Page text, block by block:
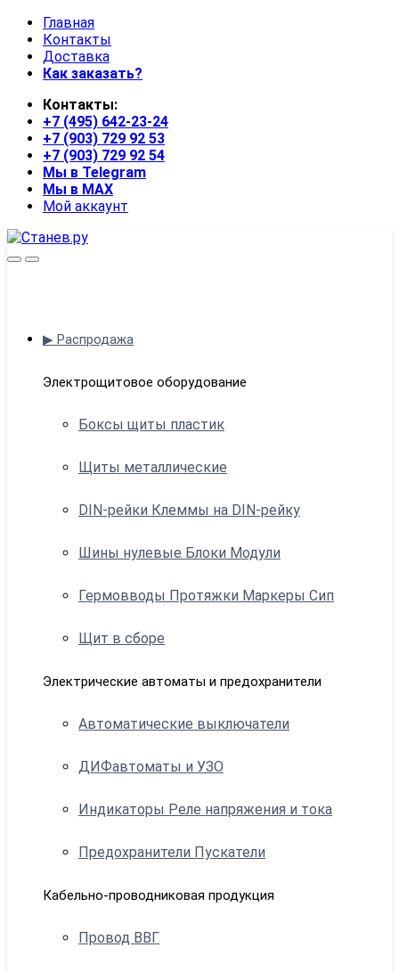
Skip
navigation
Skip
content
Главная
Контакты
Доставка
Как заказать?
Контакты:
+7 (495) 642-23-24
+7 (903) 729 92 53
+7 (903) 729 92 54
Мы в Telegram
Мы в MAX
Мой аккаунт
OpenClose
▶ Распродажа
Электрощитовое оборудование
Боксы щиты пластик
Щиты металлические
DIN-рейки Клеммы на DIN-рейку
Шины нулевые Блоки Модули
Гермовводы Протяжки Маркеры Сип
Щит в сборе
Электрические автоматы и предохранители
Автоматические выключатели
ДИФавтоматы и УЗО
Индикаторы Реле напряжения и тока
Предохранители Пускатели
Кабельно-проводниковая продукция
Провод ВВГ